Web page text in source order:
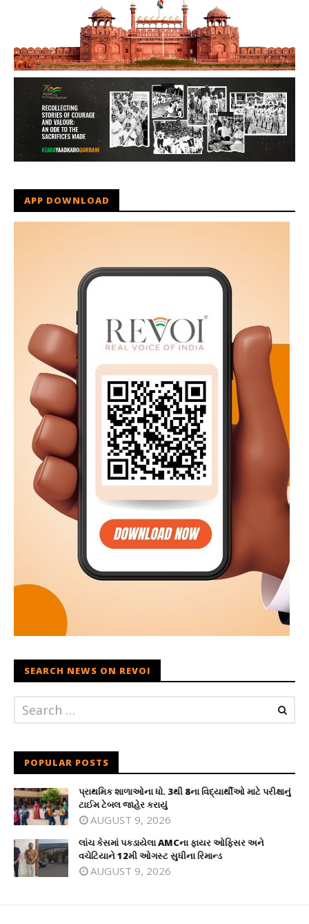
APP DOWNLOAD
SEARCH NEWS ON REVOI
POPULAR POSTS
પ્રાથમિક શાળાઓના ધો. 3થી 8ના વિદ્યાર્થીઓ માટે પરીક્ષાનું
ટાઈમ ટેબલ જાહેર કરાયું
AUGUST 9, 2026
લાંચ કેસમાં પકડાયેલા AMCના ફાયર ઓફિસર અને
વચેટિયાને 12મી ઓગસ્ટ સુધીના રિમાન્ડ
AUGUST 9, 2026